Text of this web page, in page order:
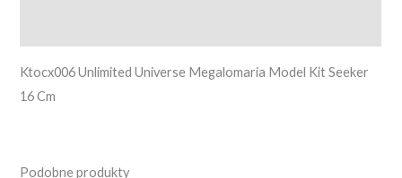
Ktocx006 Unlimited Universe Megalomaria Model Kit Seeker
16 Cm
Podobne produkty